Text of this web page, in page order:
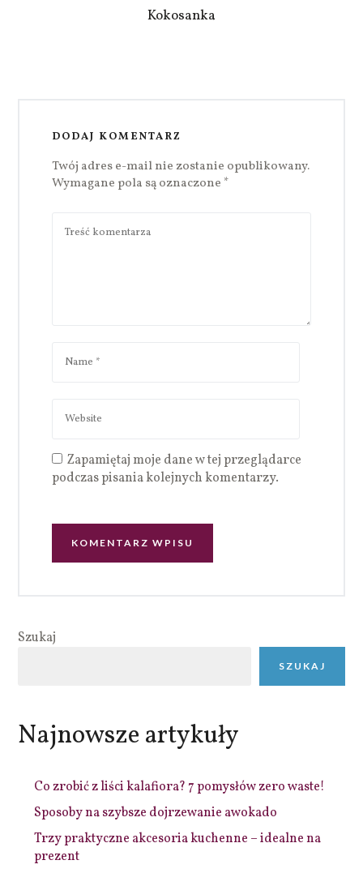
Kokosanka
DODAJ KOMENTARZ
Twój adres e-mail nie zostanie opublikowany.
Wymagane pola są oznaczone *
Zapamiętaj moje dane w tej przeglądarce
podczas pisania kolejnych komentarzy.
Szukaj
SZUKAJ
Najnowsze artykuły
Co zrobić z liści kalafiora? 7 pomysłów zero waste!
Sposoby na szybsze dojrzewanie awokado
Trzy praktyczne akcesoria kuchenne – idealne na
prezent